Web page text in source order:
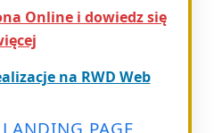
Online i dowiedz się
na RWD Web